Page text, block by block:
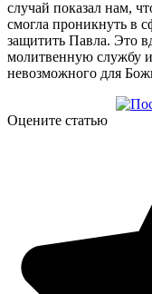
случай показал нам,
смогла проникнуть в
защитить Павла. Это
молитвенную службу
невозможного для
Оцените статью